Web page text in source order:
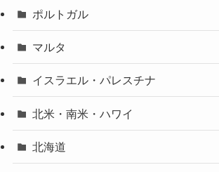
ポルトガル
マルタ
イスラエル・パレスチナ
北米・南米・ハワイ
北海道